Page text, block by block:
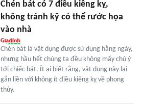
Chén bát có 7 điều kiêng kỵ,
không tránh kỹ có thể rước họa
vào nhà
Chén bát là vật dụng được sử dụng hằng ngày,
nhưng hầu hết chúng ta đều không mấy chú ý
tới chiếc bát. Ít ai biết rằng, vật dụng này lại
gắn liền với không ít điều kiêng kỵ về phong
thủy.